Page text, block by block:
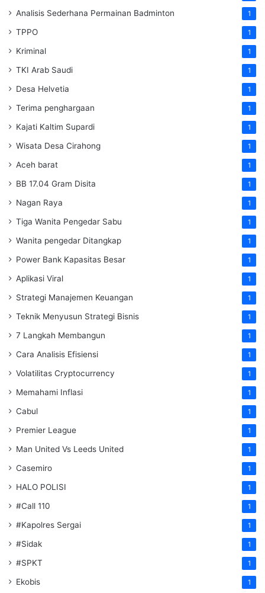
Analisis Sederhana Permainan Badminton 1
TPPO 1
Kriminal 1
TKI Arab Saudi 1
Desa Helvetia 1
Terima penghargaan 1
Kajati Kaltim Supardi 1
Wisata Desa Cirahong 1
Aceh barat 1
BB 17.04 Gram Disita 1
Nagan Raya 1
Tiga Wanita Pengedar Sabu 1
Wanita pengedar Ditangkap 1
Power Bank Kapasitas Besar 1
Aplikasi Viral 1
Strategi Manajemen Keuangan 1
Teknik Menyusun Strategi Bisnis 1
7 Langkah Membangun 1
Cara Analisis Efisiensi 1
Volatilitas Cryptocurrency 1
Memahami Inflasi 1
Cabul 1
Premier League 1
Man United Vs Leeds United 1
Casemiro 1
HALO POLISI 1
#Call 110 1
#Kapolres Sergai 1
#Sidak 1
#SPKT 1
Ekobis 1